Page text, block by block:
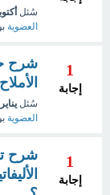
سُئل أكتوبر 24،
العضوية
1
إجابة
شرح
سُئل يناير 12، 2023
العضوية
1
إجابة
شرح